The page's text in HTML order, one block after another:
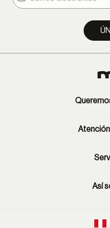
Provincia: 2-13 días hábiles.
Así